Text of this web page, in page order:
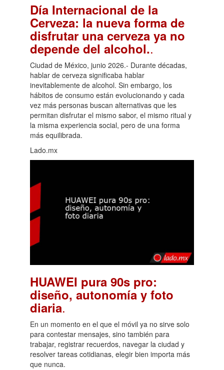
Día Internacional de la
Cerveza: la nueva forma de
disfrutar una cerveza ya no
depende del alcohol..
Ciudad de México, junio 2026.- Durante décadas,
hablar de cerveza significaba hablar
inevitablemente de alcohol. Sin embargo, los
hábitos de consumo están evolucionando y cada
vez más personas buscan alternativas que les
permitan disfrutar el mismo sabor, el mismo ritual y
la misma experiencia social, pero de una forma
más equilibrada.
Lado.mx
HUAWEI pura 90s pro:
diseño, autonomía y foto
diaria.
En un momento en el que el móvil ya no sirve solo
para contestar mensajes, sino también para
trabajar, registrar recuerdos, navegar la ciudad y
resolver tareas cotidianas, elegir bien importa más
que nunca.